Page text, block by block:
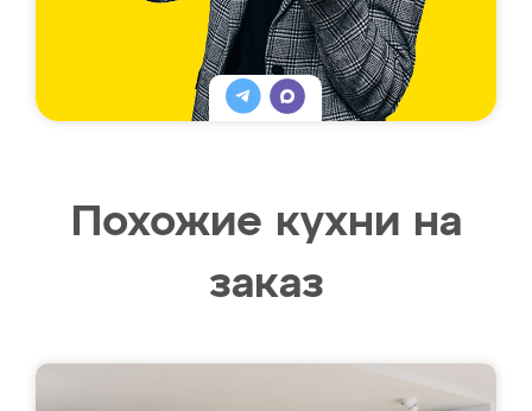
Похожие кухни на
заказ